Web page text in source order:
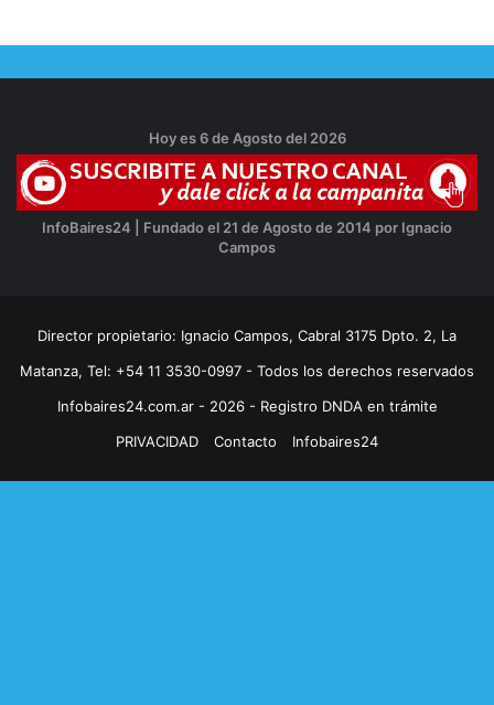
Hoy es 6 de Agosto del 2026
InfoBaires24 | Fundado el 21 de Agosto de 2014 por Ignacio
Campos
Director propietario: Ignacio Campos, Cabral 3175 Dpto. 2, La
Matanza, Tel: +54 11 3530-0997 - Todos los derechos reservados
Infobaires24.com.ar - 2026 - Registro DNDA en trámite
PRIVACIDAD
Contacto Infobaires24